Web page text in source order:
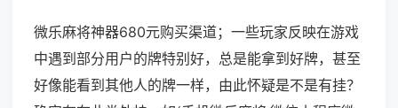
微乐麻将神器680元购买渠道；一些玩家反映在游戏
中遇到部分用户的牌特别好，总是能拿到好牌，甚至
好像能看到其他人的牌一样，由此怀疑是不是有挂？